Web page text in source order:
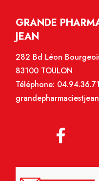
GRANDE
JEAN
282 Bd Léon
83100 TOULON
Téléphone: